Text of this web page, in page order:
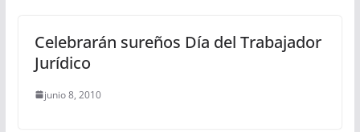
Celebrarán sureños Día del Trabajador
Jurídico
junio 8, 2010